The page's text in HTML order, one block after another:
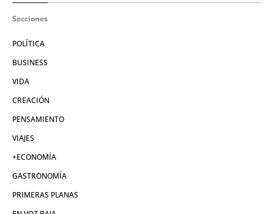
Secciones
POLÍTICA
BUSINESS
VIDA
CREACIÓN
PENSAMIENTO
VIAJES
+ECONOMÍA
GASTRONOMÍA
PRIMERAS PLANAS